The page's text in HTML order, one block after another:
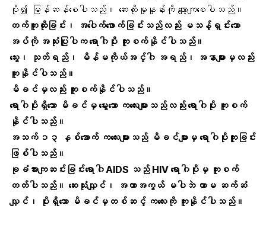
ပို၍ မြန်ဆန်စေပါသည်။ ဆေးတိုးမှုနှုန်းကို လျော့ကျစေပါသည်။
တက်တူးထိုးခြင်း၊ အပေါက်ဖောက်ခြင်းသည်လည်း မသန့်ရှင်းသော
အပ်ကို အသုံးပြုပါက ရောဂါပိုး ကူးစက်နိုင်ပါသည်။
သွေး၊ သုတ်ရည်၊ မိန်မကိုယ်အင်္ဂါ အရည်၊ အနာများမှလည်း
ကူးနိုင်ပါသည်။
မိခင်မှလည်း ကူးစက်နိုင်ပါသည်။
ရောဂါပိုးရှိသော မိခင်မှ မွေးသော ကလေးများသည်လည်း ရောဂါပိုး ကူးစက်
နိုင်ပါသည်။
အသက် ၁၃ နှစ်အောက် ကလေးများသည် မိခင်များမှ ရောဂါပိုးကူးခြင်း
ဖြစ်ပါသည်။
ခုခံအားကျဆင်းခြင်းရောဂါ AIDS သည် HIV ရောဂါပိုးမှ ကူးစက်
တတ်ပါသည်။ ဆေးသုံးလျှင်၊ အကာအကွယ် မပါဘဲ ကာမ ဆက်ဆံ
လျှင်၊ ပိုးရှိသော မိခင်မှတစ်ဆင့် ကလေးကို ကူးနိုင်ပါသည်။